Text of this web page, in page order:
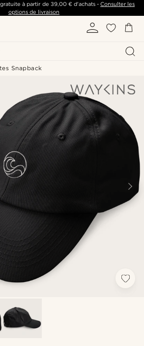
à partir de 39,00 €d'achats -Consulter les
options de livraison
Snapback